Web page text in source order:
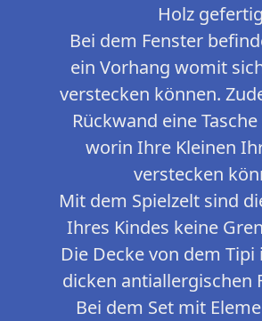
Holz
Bei dem Fenster
ein Vorhang womit
verstecken können.
Rückwand eine
worin Ihre Kleinen
verstecken
Mit dem Spielzelt sind
Ihres Kindes keine
Die Decke von dem
dicken antiallergischen
Bei dem Set mit